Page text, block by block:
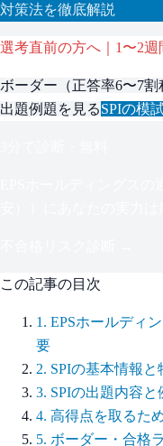
対策法を徹底解説
選考直前の方へ｜1〜2
ボーダー（正答率6〜7割
出題例題を見るSPIの模
この記事の目次
1 . EPSホールディ
要
2. SPIの基本情報と
3. SPIの出題内容と
4. 高得点を取るた
5. ボーダー・合格